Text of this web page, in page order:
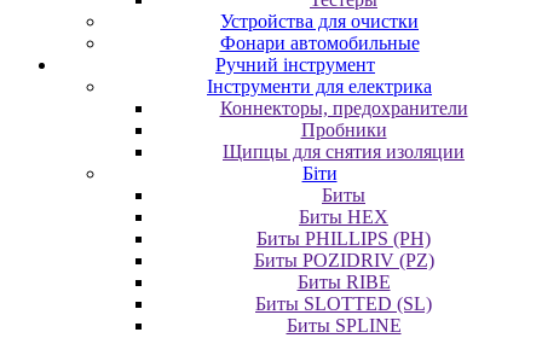
Устройства для очистки
Фонари автомобильные
Ручний інструмент
Інструменти для електрика
Коннекторы, предохранители
Пробники
Щипцы для снятия изоляции
Біти
Биты
Биты HEX
Биты PHILLIPS (PH)
Биты POZIDRIV (PZ)
Биты RIBE
Биты SLOTTED (SL)
Биты SPLINE